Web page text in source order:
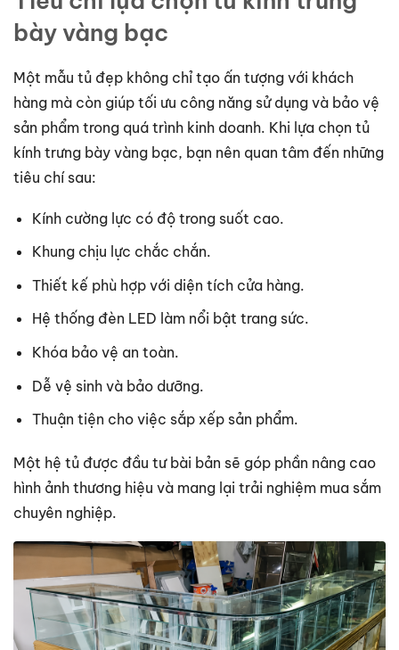
bày vàng bạc
Một mẫu tủ đẹp không chỉ tạo ấn tượng với khách
hàng mà còn giúp tối ưu công năng sử dụng và bảo vệ
sản phẩm trong quá trình kinh doanh. Khi lựa chọn tủ
kính trưng bày vàng bạc, bạn nên quan tâm đến những
tiêu chí sau:
Kính cường lực có độ trong suốt cao.
Khung chịu lực chắc chắn.
Thiết kế phù hợp với diện tích cửa hàng.
Hệ thống đèn LED làm nổi bật trang sức.
Khóa bảo vệ an toàn.
Dễ vệ sinh và bảo dưỡng.
Thuận tiện cho việc sắp xếp sản phẩm.
Một hệ tủ được đầu tư bài bản sẽ góp phần nâng cao
hình ảnh thương hiệu và mang lại trải nghiệm mua sắm
chuyên nghiệp.